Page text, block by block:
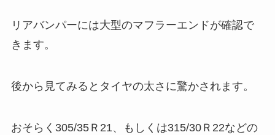
リアバンパーには大型のマフラーエンドが確認で
きます。
後から見てみるとタイヤの太さに驚かされます。
おそらく305/35Ｒ21、もしくは315/30Ｒ22などの